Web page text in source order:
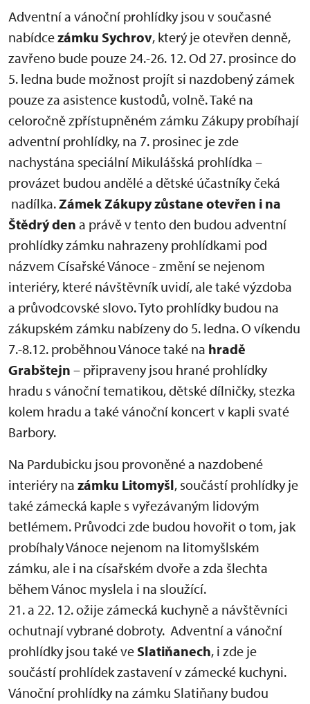
Adventní a vánoční prohlídky jsou v současné
nabídcezámku Sychrov, který je otevřen denně,
zavřeno bude pouze 24.-26. 12. Od 27. prosince do
5. ledna bude možnost projít si nazdobený zámek
pouze za asistence kustodů, volně. Také na
celoročně zpřístupněném zámku Zákupy probíhají
adventní prohlídky, na 7. prosinec je zde
nachystána speciální Mikulášská prohlídka –
provázet budou andělé a dětské účastníky čeká
nadílka.Zámek Zákupy zůstane otevřen i na
Štědrý den a právě v tento den budou adventní
prohlídky zámku nahrazeny prohlídkami pod
názvem Císařské Vánoce - změní se nejenom
interiéry, které návštěvník uvidí, ale také výzdoba
a průvodcovské slovo. Tyto prohlídky budou na
zákupském zámku nabízeny do 5. ledna. O víkendu
7.-8.12. proběhnou Vánoce také na hradě
Grabštejn – připraveny jsou hrané prohlídky
hradu s vánoční tematikou, dětské dílničky, stezka
kolem hradu a také vánoční koncert v kapli svaté
Barbory.
Na Pardubicku jsou provoněné a nazdobené
interiéry na zámku Litomyšl, součástí prohlídky je
také zámecká kaple s vyřezávaným lidovým
betlémem. Průvodci zde budou hovořit o tom, jak
probíhaly Vánoce nejenom na litomyšlském
zámku, ale i na císařském dvoře a zda šlechta
během Vánoc myslela i na sloužící.
21. a 22. 12. ožije zámecká kuchyně a návštěvníci
ochutnají vybrané dobroty. Adventní a vánoční
prohlídky jsou také ve Slatiňanech, i zde je
součástí prohlídek zastavení v zámecké kuchyni.
Vánoční prohlídky na zámku Slatiňany budou